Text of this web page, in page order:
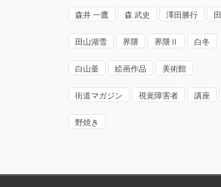
森井 一鷹 森 武史 澤田勝行
田山湖雪 界隈 界隈Ⅱ 白冬
白山釜 絵画作品 美術館
街道マガジン 視覚障害者 講座
野焼き